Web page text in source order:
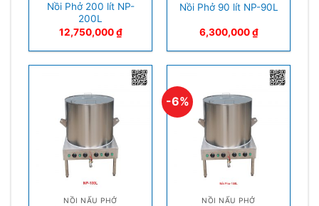
Nồi Phở 200 lít NP-
200L
12,750,000₫
Nồi Phở 90 lít NP-90L
6,300,000₫
NỒI NẤU PHỞ
-6%
NỒI NẤU PHỞ